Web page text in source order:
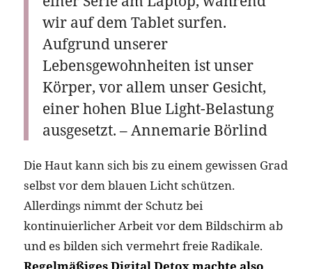
wir auf dem Tablet surfen.
Aufgrund unserer
Lebensgewohnheiten ist unser
Körper, vor allem unser Gesicht,
einer hohen Blue Light-Belastung
ausgesetzt. – Annemarie Börlind
Die Haut kann sich bis zu einem gewissen Grad
selbst vor dem blauen Licht schützen.
Allerdings nimmt der Schutz bei
kontinuierlicher Arbeit vor dem Bildschirm ab
und es bilden sich vermehrt freie Radikale.
Regelmäßiges Digital Detox machte also